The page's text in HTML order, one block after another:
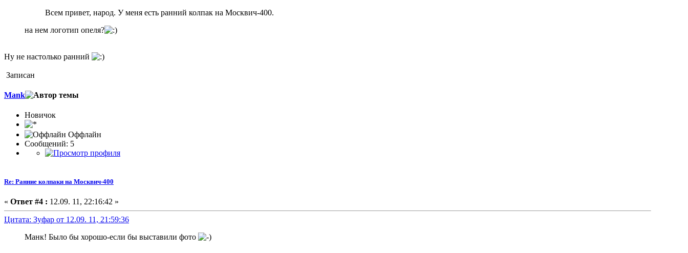
Всем привет, народ. У меня есть ранний колпак на Москвич-400.
на нем логотип опеля?
Ну не настолько ранний
Записан
Mank
Новичок
Оффлайн
Сообщений: 5
Re: Ранние колпаки на Москвич-400
« Ответ #4 : 12.09. 11, 22:16:42 »
Цитата: Зуфар от 12.09. 11, 21:59:36
Манк! Было бы хорошо-если бы выставили фото